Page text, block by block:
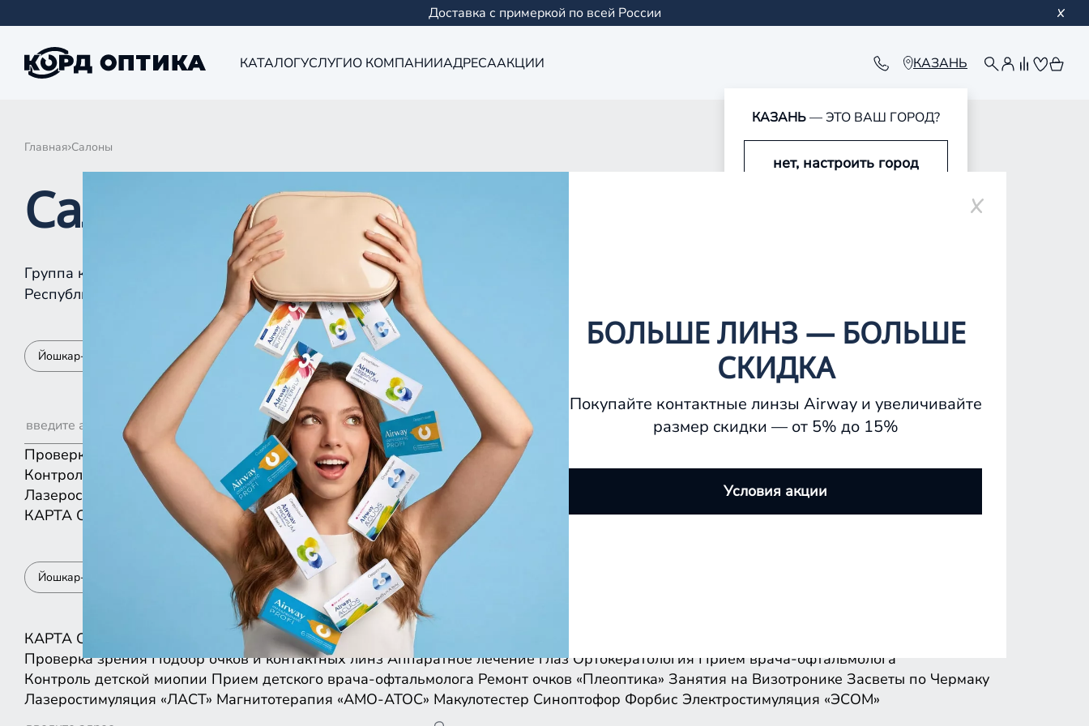
Доставка с примеркой по всей России
КАТАЛОГУСЛУГИО КОМПАНИИАДРЕСААКЦИИ КАЗАНЬ
КАЗАНЬ— ЭТО ВАШ ГОРОД?
нет, настроить город
Главная Салоны
Салоны КОРД Оптика в Йошкар-Оле
Группа компаний «Корд Оптика» - это более 100 салонов в Казани и
Республике Татарстан, Самаре, Уфе, Рыбинске.
Йошкар-Ола
Проверка зрения Подбор очков и контактных линз Аппаратное лечение глаз
Контроль детской миопии
Прием детского врача-офтальмолога Ремонт очков «Плеоптика» Занятия на Визотронике Засветы по Чермаку
Лазеростимуляция «ЛАСТ»
Магнитотерапия «АМО-АТОС» Макулотестер
Электростимуляция «ЭСОМ»
КАРТА СПИСКОМ
Йошкар-Ола
КАРТА СПИСКОМ
Проверка зрения Подбор очков и контактных линз Аппаратное лечение глаз Ортокератология Прием врача-офтальмолога
Контроль детской миопии Прием детского врача-офтальмолога Ремонт очков «Плеоптика» Занятия на Визотронике Засветы по Чермаку
Лазеростимуляция «ЛАСТ» Магнитотерапия «АМО-АТОС» Макулотестер Синоптофор Форбис Электростимуляция «ЭСОМ»
БОЛЬШЕ ЛИНЗ — БОЛЬШЕ
СКИДКА
Покупайте контактные линзы Airway и увеличивайте
размер скидки — от 5% до 15%
Условия акции